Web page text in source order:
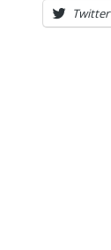
Twitter